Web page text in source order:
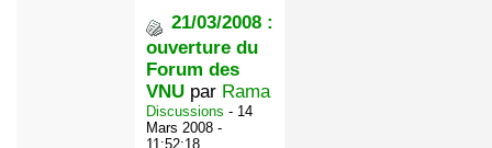
21/03/2008 :
ouverture du
Forum des
VNU par Rama
Discussions - 14
Mars 2008 -
11:52:18